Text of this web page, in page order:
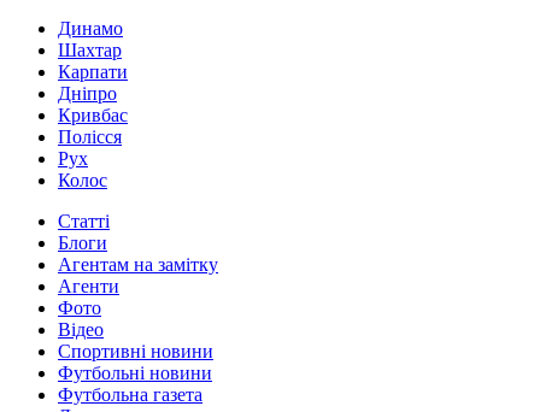
Динамо
Шахтар
Карпати
Дніпро
Кривбас
Полісся
Рух
Колос
Статті
Блоги
Агентам на замітку
Агенти
Фото
Відео
Спортивні новини
Футбольні новини
Футбольна газета